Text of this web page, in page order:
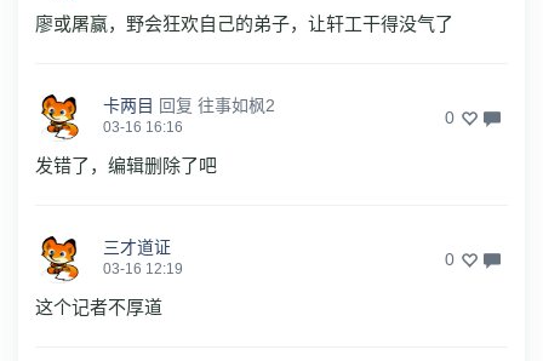
廖或屠赢，野会狂欢自己的弟子，让轩工干得没气了
卡两目 回复 往事如枫2
03-16 16:16 0
发错了，编辑删除了吧
三才道证
03-16 12:19 0
这个记者不厚道